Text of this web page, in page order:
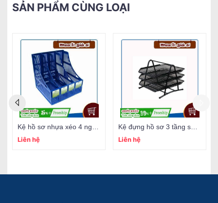
SẢN PHẨM CÙNG LOẠI
Liên hệ
Liên hệ